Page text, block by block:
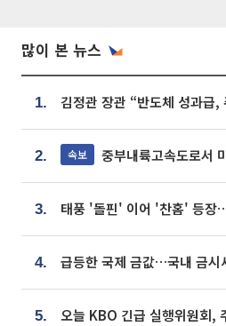
많이 본 뉴스
1.
2. 속보 중부내륙고속도로서
3.
4. 급등한 국제 금값…국내 금시
5. 오늘 KBO 긴급 실행위원회,